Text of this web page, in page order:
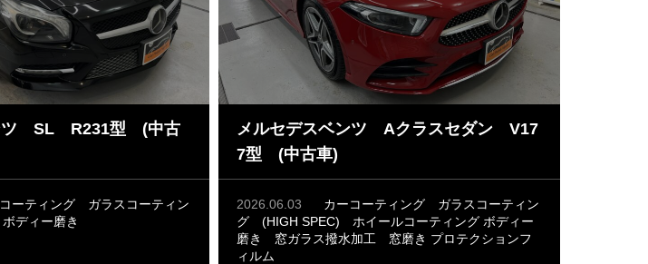
ツ SL R231型 (中古
ーティング
ガラスコーティン
ボディー磨き
メルセデスベンツ Aクラスセダン V17
7型 (中古車)
2026.06.03 カーコーティング
ガラスコーティン
グ (HIGH SPEC)
ホイールコーティング ボディー
磨き
窓ガラス撥水加工 窓磨き プロテクションフ
ィルム